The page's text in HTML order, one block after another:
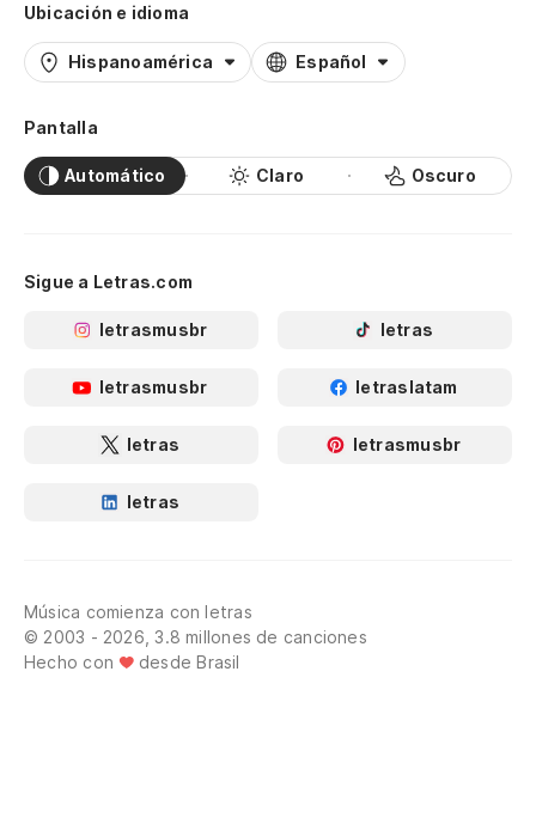
Ubicación e idioma
Hispanoamérica Español
Pantalla
Automático Claro Oscuro
Sigue a Letras.com
letrasmusbr letras
letrasmusbr letraslatam
letras letrasmusbr
letras
Música comienza con letras
© 2003 - 2026, 3.8 millones de canciones
Hecho con
desde Brasil